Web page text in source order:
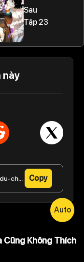
Sau
Tập 23
này
https://saigontoon.com/truyen/du-cho-tan-the-ta-cung-khong-thich-nguoi/tap-22-3 Copy
Cũng Không Thích
Auto